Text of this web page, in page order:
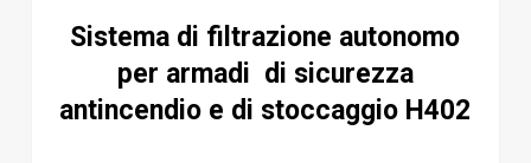
Sistema di filtrazione autonomo
per armadi di sicurezza
antincendio e di stoccaggio H402